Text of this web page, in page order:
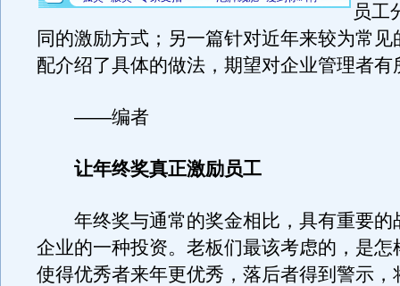
员工
同的激励方式；另一篇针对近年来较为常见
配介绍了具体的做法，期望对企业管理者有
——编者
让年终奖真正激励员工
年终奖与通常的奖金相比，具有重要的
企业的一种投资。老板们最该考虑的，是怎
使得优秀者来年更优秀，落后者得到警示，